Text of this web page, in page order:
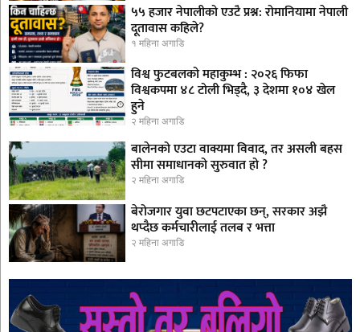
५५ हजार नेपालीको एउटै प्रश्न: रोमानियामा नेपाली
दूतावास कहिले?
१ महिना अगाडि
विश्व फुटबलको महाकुम्भ : २०२६ फिफा
विश्वकपमा ४८ टोली भिड्दै, ३ देशमा १०४ खेल
हुने
२ महिना अगाडि
बालेनको एउटा वाक्यमा विवाद, तर असली बहस
सीमा समाधानको सुरुवात हो ?
२ महिना अगाडि
बेरोजगार युवा छटपटाएका छन्, सरकार अझै
थप्दैछ कर्मचारीलाई तलब र भत्ता
२ महिना अगाडि